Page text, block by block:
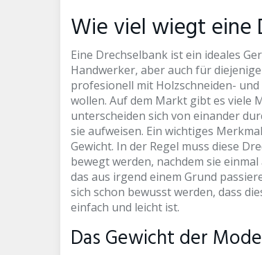
Wie viel wiegt eine
Eine Drechselbank ist ein ideales
Handwerker, aber auch für
profesionell mit Holzschneiden-
wollen. Auf dem Markt gibt es viele
unterscheiden sich von einander
sie aufweisen. Ein wichtiges
Gewicht. In der Regel muss diese
bewegt werden, nachdem sie
das aus irgend einem Grund
sich schon bewusst werden, dass
einfach und leicht ist.
Das Gewicht der